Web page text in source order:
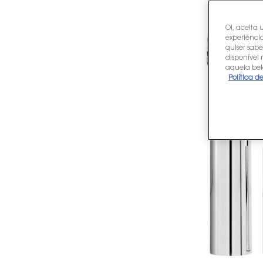
Oi, aceita
quiser
disponível
aquela
Política